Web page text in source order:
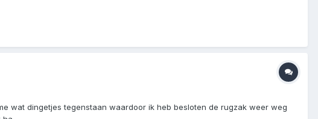
wat dingetjes tegenstaan waardoor ik heb besloten de rugzak weer weg